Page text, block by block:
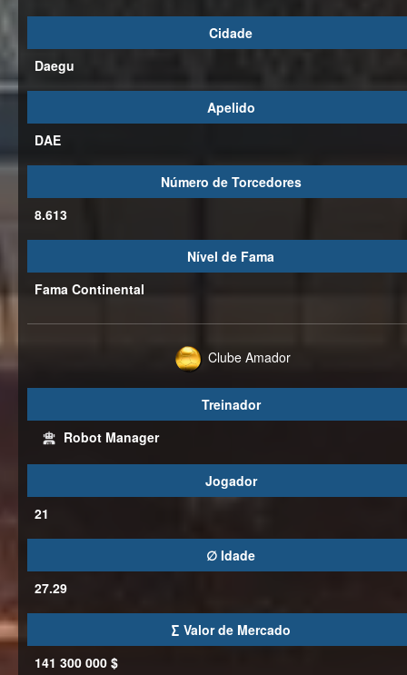
Cidade
Daegu
Apelido
DAE
Número de Torcedores
8.613
Nível de Fama
Fama Continental
Clube Amador
Treinador
Robot Manager
Jogador
21
∅ Idade
27.29
∑ Valor de Mercado
141 300 000 $